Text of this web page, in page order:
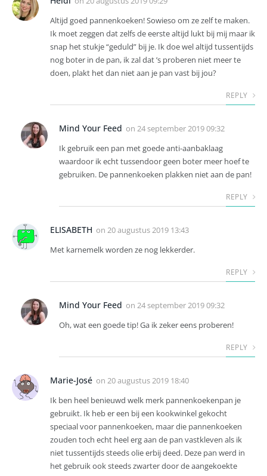
Altijd goed pannenkoeken! Sowieso om ze zelf te maken.
Ik moet zeggen dat zelfs de eerste altijd lukt bij mij maar ik
snap het stukje “geduld” bij je. Ik doe wel altijd tussentijds
nog boter in de pan, ik zal dat ’s proberen niet meer te
doen, plakt het dan niet aan je pan vast bij jou?
REPLY
Mind Your Feed on 24 september 2019 09:32
Ik gebruik een pan met goede anti-aanbaklaag
waardoor ik echt tussendoor geen boter meer hoef te
gebruiken. De pannenkoeken plakken niet aan de pan!
REPLY
ELISABETH on 20 augustus 2019 13:43
Met karnemelk worden ze nog lekkerder.
REPLY
Mind Your Feed on 24 september 2019 09:32
Oh, wat een goede tip! Ga ik zeker eens proberen!
REPLY
Marie-José on 20 augustus 2019 18:40
Ik ben heel benieuwd welk merk pannenkoekenpan je
gebruikt. Ik heb er een bij een kookwinkel gekocht
speciaal voor pannenkoeken, maar die pannenkoeken
zouden toch echt heel erg aan de pan vastkleven als ik
niet tussentijds steeds olie erbij deed. Deze pan werd in
het gebruik ook steeds zwarter door de aangekoekte